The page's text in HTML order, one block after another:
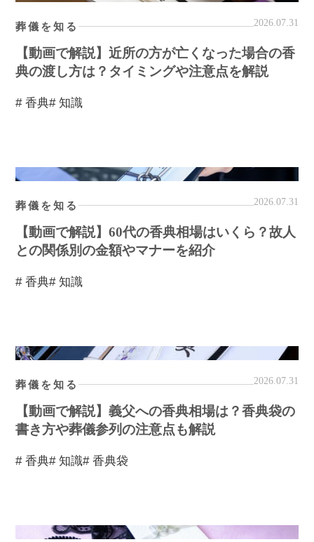
葬儀を知る 2026.07.31
【動画で解説】近所の方が亡くなった場合の香
典の渡し方は？タイミングや注意点を解説
# 香典# 知識
葬儀を知る 2026.07.31
【動画で解説】60代の香典相場はいくら？故人
との関係別の金額やマナーを紹介
# 香典# 知識
葬儀を知る 2026.07.31
【動画で解説】義父への香典相場は？香典袋の
書き方や葬儀参列の注意点も解説
# 香典# 知識# 香典袋